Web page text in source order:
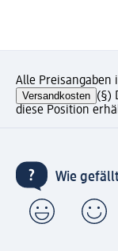
Alle Preisangaben
Versandkosten (§)
diese Position
Wie